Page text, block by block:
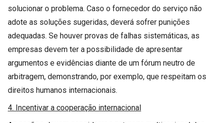
solucionar o problema. Caso o fornecedor do serviço não
adote as soluções sugeridas, deverá sofrer punições
adequadas. Se houver provas de falhas sistemáticas, as
empresas devem ter a possibilidade de apresentar
argumentos e evidências diante de um fórum neutro de
arbitragem, demonstrando, por exemplo, que respeitam os
direitos humanos internacionais.
4. Incentivar a cooperação internacional